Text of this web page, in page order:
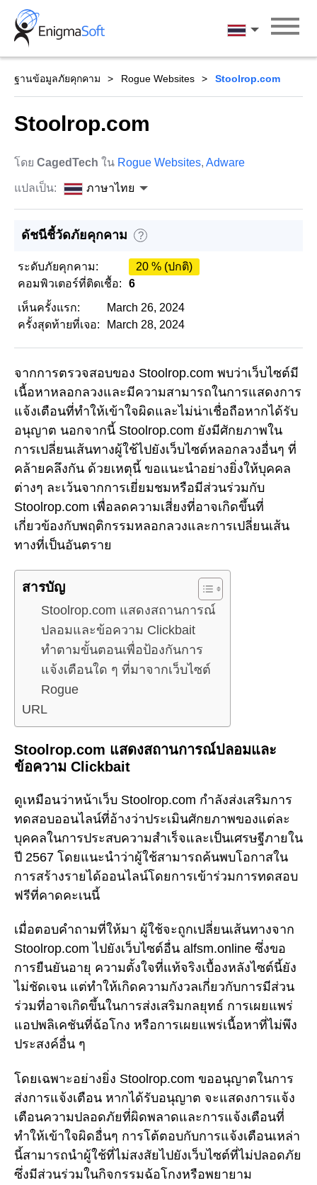
Skip
content
ภาษาไทย
ฐานข้อมูลภัยคุกคาม Rogue Websites Stoolrop.com
Stoolrop.com
โดย CagedTech ใน Rogue Websites, Adware
แปลเป็น: ภาษาไทย
ดัชนีชี้วัดภัยคุกคาม ?
ระดับภัยคุกคาม:
20 % (ปกติ)
คอมพิวเตอร์ที่ติดเชื้อ:
6
เห็นครั้งแรก:
March 26, 2024
ครั้งสุดท้ายที่เจอ:
March 28, 2024
จากการตรวจสอบของ Stoolrop.com พบว่าเว็บไซต์มี
เนื้อหาหลอกลวงและมีความสามารถในการแสดงการ
แจ้งเตือนที่ทำให้เข้าใจผิดและไม่น่าเชื่อถือหากได้รับ
อนุญาต นอกจากนี้ Stoolrop.com ยังมีศักยภาพใน
การเปลี่ยนเส้นทางผู้ใช้ไปยังเว็บไซต์หลอกลวงอื่นๆ ที่
คล้ายคลึงกัน ด้วยเหตุนี้ ขอแนะนำอย่างยิ่งให้บุคคล
ต่างๆ ละเว้นจากการเยี่ยมชมหรือมีส่วนร่วมกับ
Stoolrop.com เพื่อลดความเสี่ยงที่อาจเกิดขึ้นที่
เกี่ยวข้องกับพฤติกรรมหลอกลวงและการเปลี่ยนเส้น
ทางที่เป็นอันตราย
สารบัญ
Stoolrop.com แสดงสถานการณ์
ปลอมและข้อความ Clickbait
ทำตามขั้นตอนเพื่อป้องกันการ
แจ้งเตือนใด ๆ ที่มาจากเว็บไซต์
Rogue
URL
Stoolrop.com แสดงสถานการณ์ปลอมและ
ข้อความ Clickbait
ดูเหมือนว่าหน้าเว็บ Stoolrop.com กำลังส่งเสริมการ
ทดสอบออนไลน์ที่อ้างว่าประเมินศักยภาพของแต่ละ
บุคคลในการประสบความสำเร็จและเป็นเศรษฐีภายใน
ปี 2567 โดยแนะนำว่าผู้ใช้สามารถค้นพบโอกาสใน
การสร้างรายได้ออนไลน์โดยการเข้าร่วมการทดสอบ
ฟรีที่คาดคะเนนี้
เมื่อตอบคำถามที่ให้มา ผู้ใช้จะถูกเปลี่ยนเส้นทางจาก
Stoolrop.com ไปยังเว็บไซต์อื่น alfsm.online ซึ่งขอ
การยืนยันอายุ ความตั้งใจที่แท้จริงเบื้องหลังไซต์นี้ยัง
ไม่ชัดเจน แต่ทำให้เกิดความกังวลเกี่ยวกับการมีส่วน
ร่วมที่อาจเกิดขึ้นในการส่งเสริมกลยุทธ์ การเผยแพร่
แอปพลิเคชันที่ฉ้อโกง หรือการเผยแพร่เนื้อหาที่ไม่พึง
ประสงค์อื่น ๆ
โดยเฉพาะอย่างยิ่ง Stoolrop.com ขออนุญาตในการ
ส่งการแจ้งเตือน หากได้รับอนุญาต จะแสดงการแจ้ง
เตือนความปลอดภัยที่ผิดพลาดและการแจ้งเตือนที่
ทำให้เข้าใจผิดอื่นๆ การโต้ตอบกับการแจ้งเตือนเหล่า
นี้สามารถนำผู้ใช้ที่ไม่สงสัยไปยังเว็บไซต์ที่ไม่ปลอดภัย
ซึ่งมีส่วนร่วมในกิจกรรมฉ้อโกงหรือพยายาม